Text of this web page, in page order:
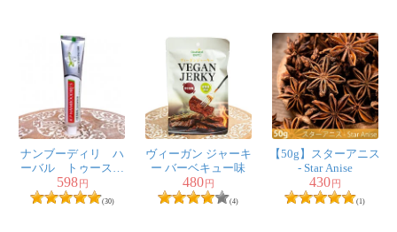
ナンブーディリ ハ
ーバル トゥースペ
ースト - K P
Namboodiri's Herbal
598円
(30)
ヴィーガン ジャーキ
ー バーベキュー味
480円
(4)
【50g】スターアニス
- Star Anise
430円
(1)